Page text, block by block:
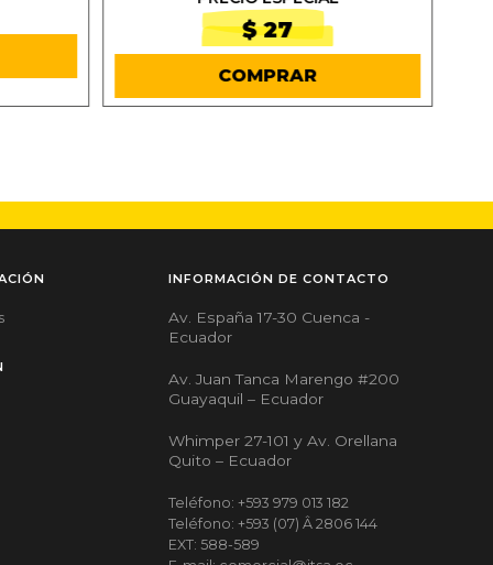
$ 27
COMPRAR
INFORMACIÓN DE CONTACTO
Av. España 17-30 Cuenca -
Ecuador
Av. Juan Tanca Marengo #200
Guayaquil – Ecuador
Whimper 27-101 y Av. Orellana
Quito – Ecuador
Teléfono: +593 979 013 182
Teléfono: +593 (07) Â 2806 144
EXT: 588-589